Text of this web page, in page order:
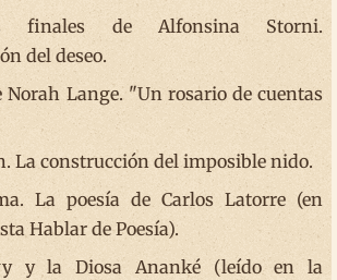
finales de Alfonsina Storni.
del deseo.
Norah Lange. "Un rosario de cuentas
La construcción del imposible nido.
La poesía de Carlos Latorre (en
Hablar de Poesía).
y la Diosa Ananké (leído en la